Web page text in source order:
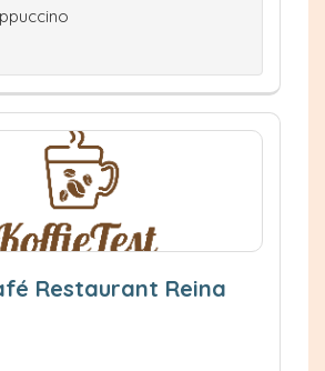
Restaurant Reina